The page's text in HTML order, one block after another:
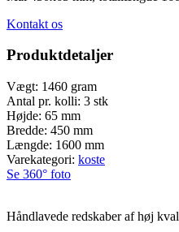
Kontakt os
Produktdetaljer
Vægt: 1460 gram
Antal pr. kolli: 3 stk
Højde: 65 mm
Bredde: 450 mm
Længde: 1600 mm
Varekategori: koste
Se 360° foto
Håndlavede redskaber af høj